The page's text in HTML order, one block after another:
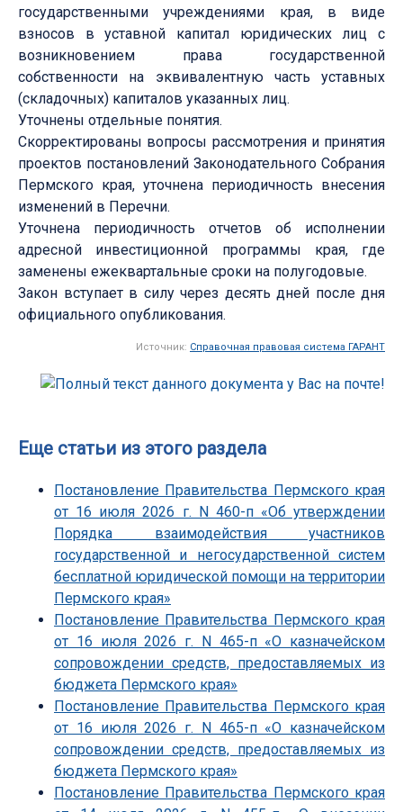
государственными учреждениями края, в виде
взносов в уставной капитал юридических лиц с
возникновением права государственной
собственности на эквивалентную часть уставных
(складочных) капиталов указанных лиц.
Уточнены отдельные понятия.
Скорректированы вопросы рассмотрения и принятия
проектов постановлений Законодательного Собрания
Пермского края, уточнена периодичность внесения
изменений в Перечни.
Уточнена периодичность отчетов об исполнении
адресной инвестиционной программы края, где
заменены ежеквартальные сроки на полугодовые.
Закон вступает в силу через десять дней после дня
официального опубликования.
Источник: Справочная правовая система ГАРАНТ
Еще статьи из этого раздела
Постановление Правительства Пермского края
от 16 июля 2026 г. N 460-п «Об утверждении
Порядка взаимодействия участников
государственной и негосударственной систем
бесплатной юридической помощи на территории
Пермского края»
Постановление Правительства Пермского края
от 16 июля 2026 г. N 465-п «О казначейском
сопровождении средств, предоставляемых из
бюджета Пермского края»
Постановление Правительства Пермского края
от 16 июля 2026 г. N 465-п «О казначейском
сопровождении средств, предоставляемых из
бюджета Пермского края»
Постановление Правительства Пермского края